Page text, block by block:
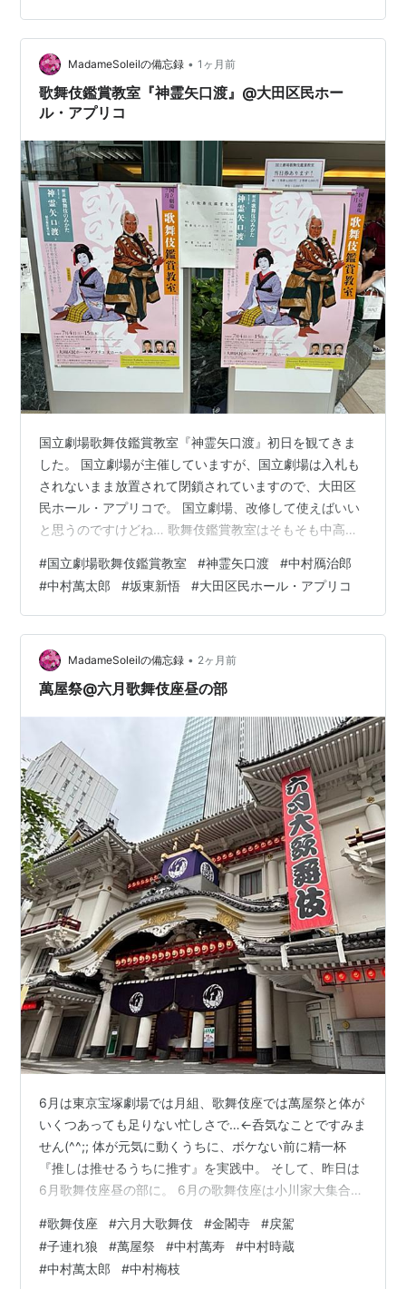
りは一人ずつ、素踊りで。最初の玉兎は、小学校１年生
の大晴クンが長い踊りをきっちりと。とても上手で驚き
ました。間違えずに堂々と舞台度胸も満点で、すばらし
い。（どうやら練習では間違えていたらしいですが、…
MadameSoleilの備忘録 • 1ヶ月前
歌舞伎鑑賞教室『神霊矢口渡』@大田区民ホー
ル・アプリコ
国立劇場歌舞伎鑑賞教室『神霊矢口渡』初日を観てきま
した。 国立劇場が主催していますが、国立劇場は入札も
されないまま放置されて閉鎖されていますので、大田区
民ホール・アプリコで。 国立劇場、改修して使えばいい
と思うのですけどね… 歌舞伎鑑賞教室はそもそも中高生
にもお世話になりまして、学校から鑑賞教室に行きまし
た。 『歌舞伎のみかた』という解説が歌舞伎の前につい
ていて、歌舞伎を初めて観る方にも優しいはじめの一歩
です。 しかも1幕のみですし、チケット代も安いのでおす
すめです。 今回は中村萬太郎丈が解説でしたので、大喜
びでチケットを購入。 最近の鑑賞…
#国立劇場歌舞伎鑑賞教室 #神霊矢口渡 #中村鴈治郎
#中村萬太郎 #坂東新悟 #大田区民ホール・アプリコ
MadameSoleilの備忘録 • 2ヶ月前
萬屋祭@六月歌舞伎座昼の部
6月は東京宝塚劇場では月組、歌舞伎座では萬屋祭と体が
いくつあっても足りない忙しさで…←呑気なことですみま
せん(^^;; 体が元気に動くうちに、ボケない前に精一杯
『推しは推せるうちに推す』を実践中。 そして、昨日は
6月歌舞伎座昼の部に。 6月の歌舞伎座は小川家大集合の
う全く違う趣の3作でした。 『金閣寺』では歌舞伎三姫
のひとつ、雪姫を中村時蔵。 古典をやらせたら若手ナン
バー1の女方の中村時蔵丈。 桜舞い散る舞台に佇む姿の存
#歌舞伎座 #六月大歌舞伎 #金閣寺 #戻駕
#子連れ狼 #萬屋祭 #中村萬寿 #中村時蔵
#中村萬太郎 #中村梅枝